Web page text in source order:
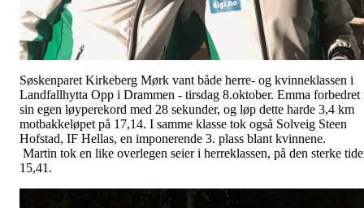
Søskenparet Kirkeberg Mørk vant både herre- og kvinneklassen i
Landfallhytta Opp i Drammen - tirsdag 8.oktober. Emma forbedret
sin egen løyperekord med 28 sekunder, og løp dette harde 3,4 km
motbakkeløpet på 17,14. I samme klasse tok også Solveig Steen
Hofstad, IF Hellas, en imponerende 3. plass blant kvinnene.
Martin tok en like overlegen seier i herreklassen, på den sterke
15,41.